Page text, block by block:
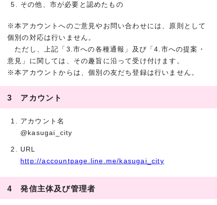
その他、市が必要と認めたもの
※本アカウントへのご意見やお問い合わせには、原則として
個別の対応は行いません。
ただし、上記「3.市への各種通報」及び「4.市への提案・
意見」に関しては、その趣旨に沿って受け付けます。
※本アカウントからは、個別の友だち登録は行いません。
3 アカウント
アカウント名
@kasugai_city
URL
http://accountpage.line.me/kasugai_city
4 発信主体及び管理者